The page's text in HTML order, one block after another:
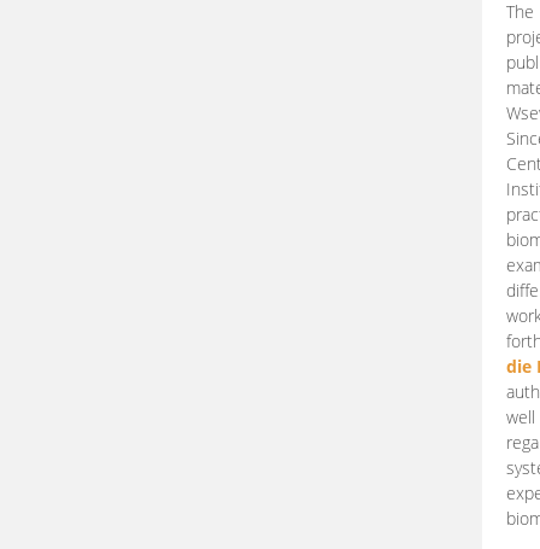
die
well